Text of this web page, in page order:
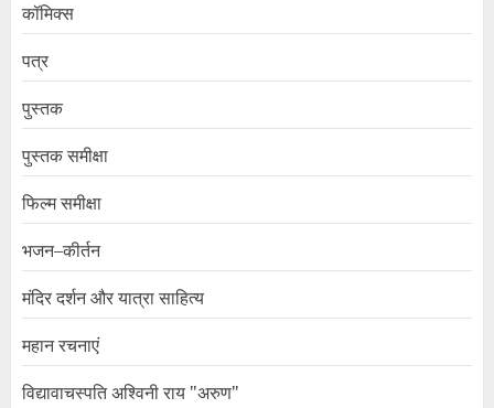
कॉमिक्स
पत्र
पुस्तक
पुस्तक समीक्षा
फिल्म समीक्षा
भजन–कीर्तन
मंदिर दर्शन और यात्रा साहित्य
महान रचनाएं
विद्यावाचस्पति अश्विनी राय "अरुण"